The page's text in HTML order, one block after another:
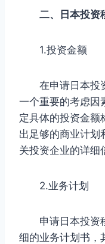
二、日本投资
1.投资金额
在申请日本投资
一个重要的考虑因
定具体的投资金额
出足够的商业计划
关投资企业的详细
2.业务计划
申请日本投资移
细的业务计划书，